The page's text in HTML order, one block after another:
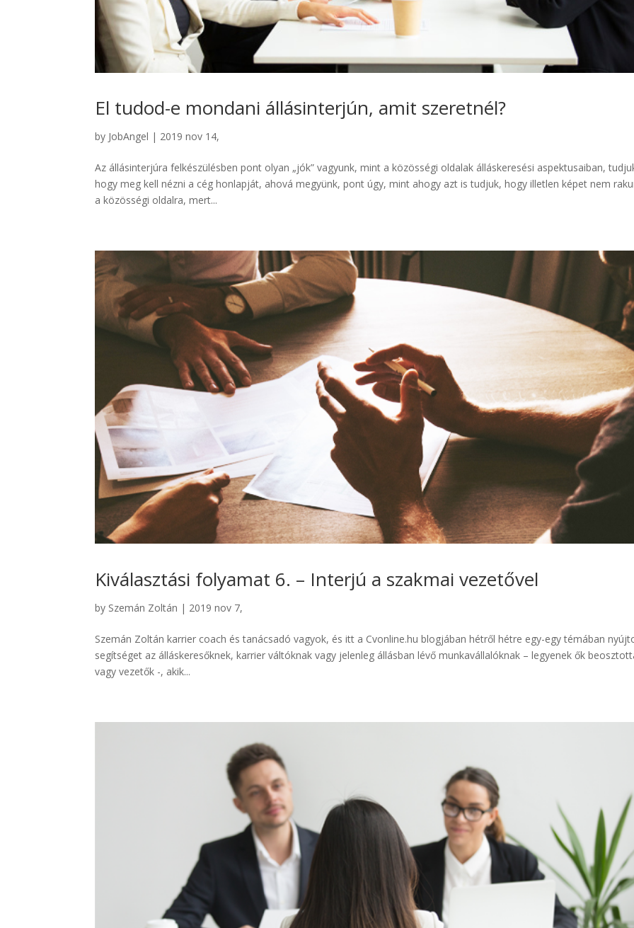
El tudod-e mondani állásinterjún, amit szeretnél?
by JobAngel | 2019 nov 14,
Az állásinterjúra felkészülésben pont olyan „jók” vagyunk, mint a közösségi oldalak álláskeresési aspektusaiban,
hogy meg kell nézni a cég honlapját, ahová megyünk, pont úgy, mint ahogy azt is tudjuk, hogy illetlen képet nem
a közösségi oldalra, mert...
Kiválasztási folyamat 6. – Interjú a szakmai vezetővel
by Szemán Zoltán | 2019 nov 7,
Szemán Zoltán karrier coach és tanácsadó vagyok, és itt a Cvonline.hu blogjában hétről hétre egy-egy témában
segítséget az álláskeresőknek, karrier váltóknak vagy jelenleg állásban lévő munkavállalóknak – legyenek ők
vagy vezetők -, akik...